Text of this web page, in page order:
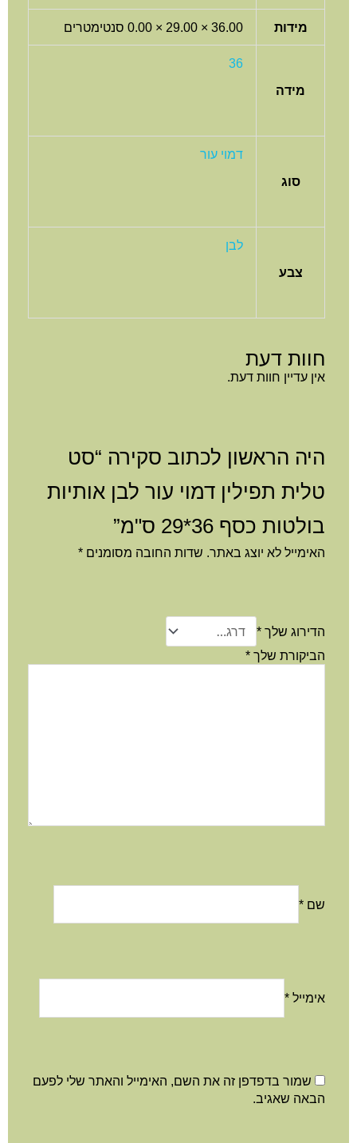
מידות 36.00 × 29.00 × 0.00 סנטימטרים
מידה
36
סוג
דמוי עור
צבע
לבן
חוות דעת
אין עדיין חוות דעת.
היה הראשון לכתוב סקירה “סט
טלית תפילין דמוי עור לבן אותיות
בולטות כסף 36*29 ס"מ”
האימייל לא יוצג באתר. שדות החובה מסומנים *
הדירוג שלך *
הביקורת שלך *
שם *
אימייל *
שמור בדפדפן זה את השם, האימייל והאתר שלי לפעם
הבאה שאגיב.